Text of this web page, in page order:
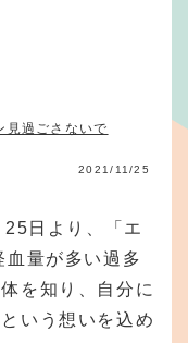
見過ごさないで
2021/11/25
日より、「エ
血量が多い過多
を知り、自分に
いう想いを込め